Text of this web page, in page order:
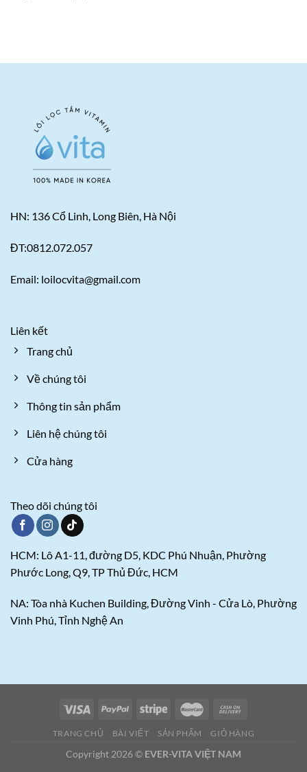
HN: 136 Cổ Linh, Long Biên, Hà Nội
ĐT:0812.072.057
Email: loilocvita@gmail.com
Liên kết
Trang chủ
Về chúng tôi
Thông tin sản phẩm
Liên hệ chúng tôi
Cửa hàng
Theo dõi chúng tôi
HCM: Lô A1-11, đường D5, KDC Phú Nhuận, Phường
Phước Long, Q9, TP Thủ Đức, HCM
NA: Tòa nhà Kuchen Building, Đường Vinh - Cửa Lò, Phường
Vinh Phú, Tỉnh Nghệ An
TRANG CHỦ BÀI VIẾT SẢN PHẨM GIỎ HÀNG
Copyright 2026 © EVER-VITA VIỆT NAM